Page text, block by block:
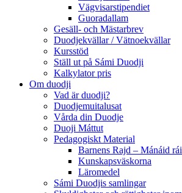
Vägvisarstipendiet
Guoradallam
Gesäll- och Mästarbrev
Duodjekvällar / Vätnoekvällar
Kursstöd
Ställ ut på Sámi Duodji
Kalkylator pris
Om duodji
Vad är duodji?
Duodjemuitalusat
Vårda din Duodje
Duoji Máttut
Pedagogiskt Material
Barnens Rajd – Mánáid
Kunskapsväskorna
Läromedel
Sámi Duodjis samlingar